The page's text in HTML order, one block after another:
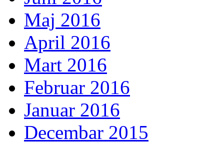
Maj 2016
April 2016
Mart 2016
Februar 2016
Januar 2016
Decembar 2015